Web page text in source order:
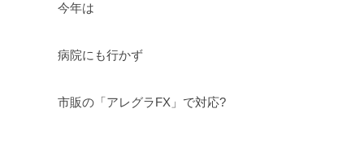
今年は
病院にも行かず
市販の「アレグラFX」で対応?